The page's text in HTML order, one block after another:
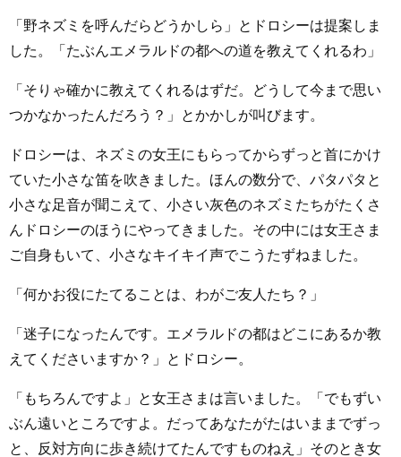
「野ネズミを呼んだらどうかしら」とドロシーは提案しま
した。「たぶんエメラルドの都への道を教えてくれるわ」
「そりゃ確かに教えてくれるはずだ。どうして今まで思い
つかなかったんだろう？」とかかしが叫びます。
ドロシーは、ネズミの女王にもらってからずっと首にかけ
ていた小さな笛を吹きました。ほんの数分で、パタパタと
小さな足音が聞こえて、小さい灰色のネズミたちがたくさ
んドロシーのほうにやってきました。その中には女王さま
ご自身もいて、小さなキイキイ声でこうたずねました。
「何かお役にたてることは、わがご友人たち？」
「迷子になったんです。エメラルドの都はどこにあるか教
えてくださいますか？」とドロシー。
「もちろんですよ」と女王さまは言いました。「でもずい
ぶん遠いところですよ。だってあなたがたはいままでずっ
と、反対方向に歩き続けてたんですものねえ」そのとき女